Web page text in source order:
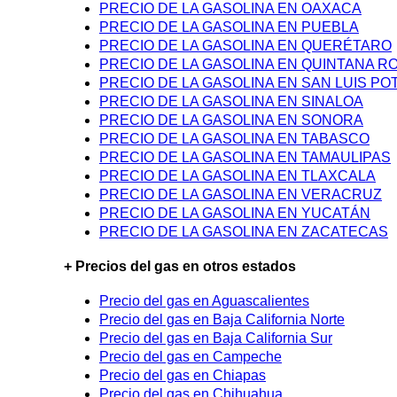
PRECIO DE LA GASOLINA EN OAXACA
PRECIO DE LA GASOLINA EN PUEBLA
PRECIO DE LA GASOLINA EN QUERÉTARO
PRECIO DE LA GASOLINA EN QUINTANA
PRECIO DE LA GASOLINA EN SAN LUIS
PRECIO DE LA GASOLINA EN SINALOA
PRECIO DE LA GASOLINA EN SONORA
PRECIO DE LA GASOLINA EN TABASCO
PRECIO DE LA GASOLINA EN TAMAULIPAS
PRECIO DE LA GASOLINA EN TLAXCALA
PRECIO DE LA GASOLINA EN VERACRUZ
PRECIO DE LA GASOLINA EN YUCATÁN
PRECIO DE LA GASOLINA EN ZACATECAS
+ Precios del gas en otros estados
Precio del gas en Aguascalientes
Precio del gas en Baja California Norte
Precio del gas en Baja California Sur
Precio del gas en Campeche
Precio del gas en Chiapas
Precio del gas en Chihuahua